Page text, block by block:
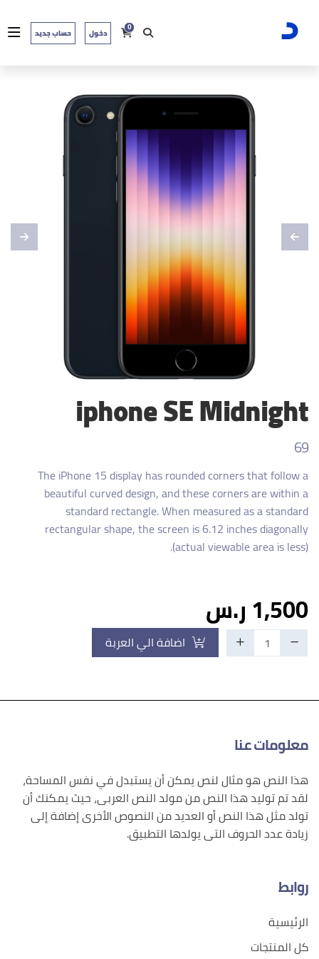
0 دخول حساب جديد
iphone SE Midnight
69
The iPhone 15 display has rounded corners that follow a
beautiful curved design, and these corners are within a
standard rectangle. When measured as a standard
rectangular shape, the screen is 6.12 inches diagonally
(actual viewable area is less).
1,500 ر.س
اضافة الي العربة
معلومات عنا
هذا النص هو مثال لنص يمكن أن يستبدل في نفس المساحة،
لقد تم توليد هذا النص من مولد النص العربى، حيث يمكنك أن
تولد مثل هذا النص أو العديد من النصوص الأخرى إضافة إلى
زيادة عدد الحروف التى يولدها التطبيق.
روابط
الرئيسية
كل المنتجات